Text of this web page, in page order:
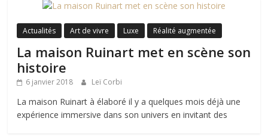
Actualités Art de vivre Luxe Réalité augmentée
La maison Ruinart met en scène son
histoire
6 janvier 2018 Leï Corbi
La maison Ruinart à élaboré il y a quelques mois déjà une
expérience immersive dans son univers en invitant des